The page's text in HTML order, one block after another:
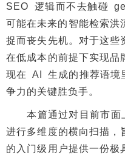
SEO 逻辑而不去触碰
可能在未来的智能检索
捉而丧失先机。对于这些
在低成本的前提下实现品
现在 AI 生成的推荐语境
争力的关键胜负手。
本篇通过对目前市面
进行多维度的横向扫描，
的入门级用户提供一份极